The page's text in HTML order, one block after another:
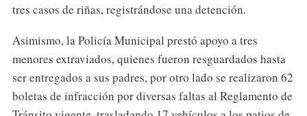
tres casos de riñas, registrándose una detención.
Asimismo, la Policía Municipal prestó apoyo a tres
menores extraviados, quienes fueron resguardados hasta
ser entregados a sus padres, por otro lado se realizaron 62
boletas de infracción por diversas faltas al Reglamento de